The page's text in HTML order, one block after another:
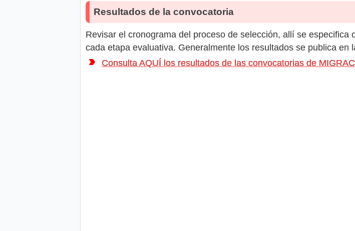
Resultados de la convocatoria
Revisar el cronograma del proceso de selección, allí se
cada etapa evaluativa. Generalmente los resultados se publica en
Consulta AQUÍ los resultados de las convocatorias de